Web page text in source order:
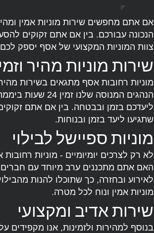
אם אתם מחפשים שירות מוניות אמין
הנכונה עבורכם. בין אם אתם זקוקים
צוות המוניות המקצועי של אסף יספק
שירות מוניות מהיר
מוניות רחובות אסף מתגאים בשירות
ליעדכם בזמן ובבטחה. בין אם אתם
שתגיעו ליעד בזמן ובנוחות.
מוניות ספיישל לבילוי
לא רק לצרכים יומיומיים - מוניות
האם אתם מתכננים ערב מיוחד עם
לאירוע ובחזרה, כך שתוכלו להנות
מוניות אמין ונוח לכל מטרה.
שירות אדיב ומקצועי
בנוסף למהירות ולזמינות, אנו מקפידים